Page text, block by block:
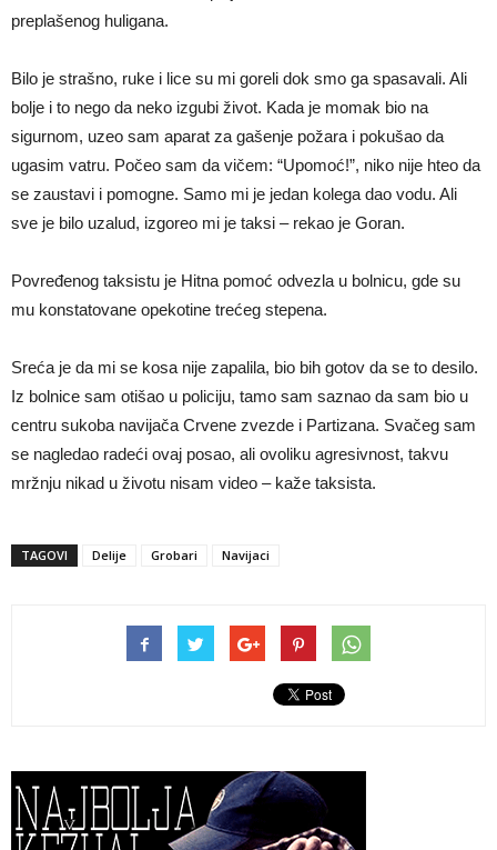
preplašenog huligana.
Bilo je strašno, ruke i lice su mi goreli dok smo ga spasavali. Ali
bolje i to nego da neko izgubi život. Kada je momak bio na
sigurnom, uzeo sam aparat za gašenje požara i pokušao da
ugasim vatru. Počeo sam da vičem: “Upomoć!”, niko nije hteo da
se zaustavi i pomogne. Samo mi je jedan kolega dao vodu. Ali
sve je bilo uzalud, izgoreo mi je taksi – rekao je Goran.
Povređenog taksistu je Hitna pomoć odvezla u bolnicu, gde su
mu konstatovane opekotine trećeg stepena.
Sreća je da mi se kosa nije zapalila, bio bih gotov da se to desilo.
Iz bolnice sam otišao u policiju, tamo sam saznao da sam bio u
centru sukoba navijača Crvene zvezde i Partizana. Svačeg sam
se nagledao radeći ovaj posao, ali ovoliku agresivnost, takvu
mržnju nikad u životu nisam video – kaže taksista.
TAGOVI Delije Grobari Navijaci